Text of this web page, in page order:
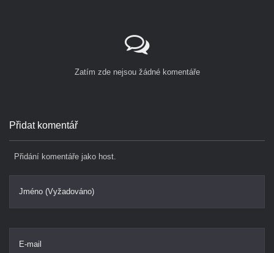
Zatím zde nejsou žádné komentáře
Přidat komentář
Přidání komentáře jako host.
Jméno (Vyžadováno)
E-mail